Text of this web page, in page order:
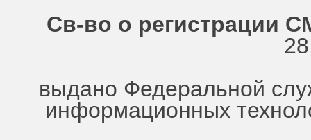
Св-во о регистрации
выдано Федеральной
информационных